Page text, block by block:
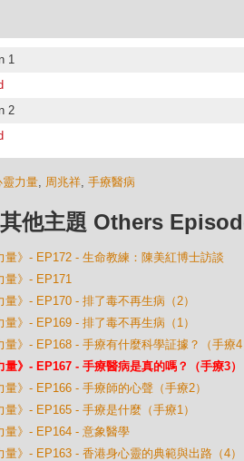
1
2
力量, 周兆祥, 手療醫病
他主題 Others
量》- EP172 - 生命教練：陳美紅博士訪談
量》- EP171
量》- EP170 - 排了毒不再生病（2）
量》- EP169 - 排了毒不再生病（1）
量》- EP168 - 手療有什麼科學証據？（手療4
量》- EP167 - 手療醫病是真的嗎？（手療3）
量》- EP166 - 手療師的心聲（手療2）
量》- EP165 - 手療是什麼（手療1）
量》- EP164 - 意象醫學
量》- EP163 - 香港身心靈的典範與出路（4）